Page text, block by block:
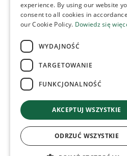
CONTENT & SOCIAL MEDIA
Algorytmy
budować
Quality Reset
Wbrew wielokrotnym prognozom
roku udowadnia swoją niezwykłą
experience. By using our website
consent to all cookies in
our Cookie Policy. Dowiedz się
WYDAJNOŚĆ
TARGETOWANIE
FUNKCJONALNOŚĆ
AKCEPTUJ WSZYSTKIE
ODRZUĆ WSZYSTKIE